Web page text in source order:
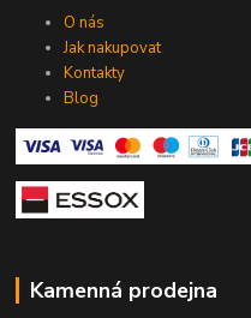
O nás
Jak nakupovat
Kontakty
Blog
Kamenná prodejna